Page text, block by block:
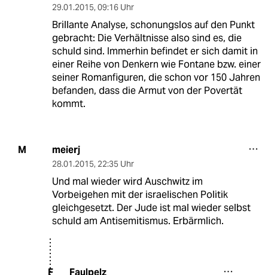
29.01.2015, 09:16 Uhr
Brillante Analyse, schonungslos auf den Punkt
gebracht: Die Verhältnisse also sind es, die
schuld sind. Immerhin befindet er sich damit in
einer Reihe von Denkern wie Fontane bzw. einer
seiner Romanfiguren, die schon vor 150 Jahren
befanden, dass die Armut von der Povertät
kommt.
M meierj
28.01.2015, 22:35 Uhr
Und mal wieder wird Auschwitz im
Vorbeigehen mit der israelischen Politik
gleichgesetzt. Der Jude ist mal wieder selbst
schuld am Antisemitismus. Erbärmlich.
Faulpelz